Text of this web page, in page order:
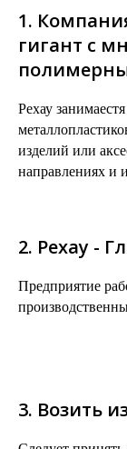
1.
гигант с
Рехау
изделий или
направлениях и
2. Рехау -
Предприятие
3. Возить